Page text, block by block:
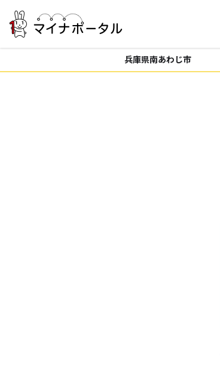
兵庫県南あわじ市